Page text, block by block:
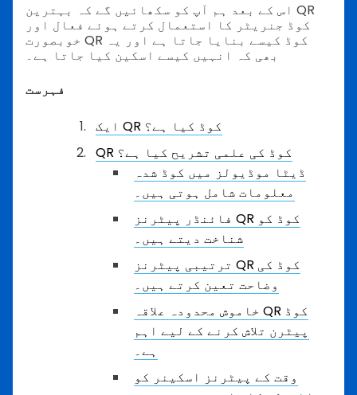
اس کے بعد ہم آپ کو سکھائیں گے کہ بہترین QR
کوڈ جنریٹر کا استعمال کرتے ہوئے فعال اور
خوبصورت QR کوڈ کیسے بنایا جاتا ہے اور یہ
بھی کہ انہیں کیسے اسکین کیا جاتا ہے۔
فہرست
ایک QR کوڈ کیا ہے؟
QR کوڈ کی علمی تشریح کیا ہے؟
ڈیٹا موڈیولز میں کوڈ شدہ
معلومات شامل ہوتی ہیں۔
فائنڈر پیٹرنز QR کوڈ کو
شناخت دیتے ہیں۔
ترتیبی پیٹرنز QR کوڈ کی
وضاحت تعین کرتے ہیں۔
خاموش محدودہ علاقہ QR کوڈ
پیٹرن تلاش کرنے کے لیے اہم
ہے۔
وقت کے پیٹرنز اسکینر کو